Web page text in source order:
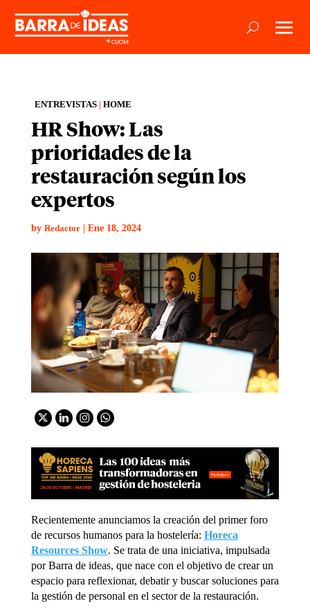
ENTREVISTAS| HOME
HR Show: Las
prioridades de la
restauración según los
expertos
by Redactor| Ene 18, 2024
Recientemente anunciamos la creación del primer foro
de recursos humanos para la hostelería: Horeca
Resources Show. Se trata de una iniciativa, impulsada
por Barra de ideas, que nace con el objetivo de crear un
espacio para reflexionar, debatir y buscar soluciones para
la gestión de personal en el sector de la restauración.